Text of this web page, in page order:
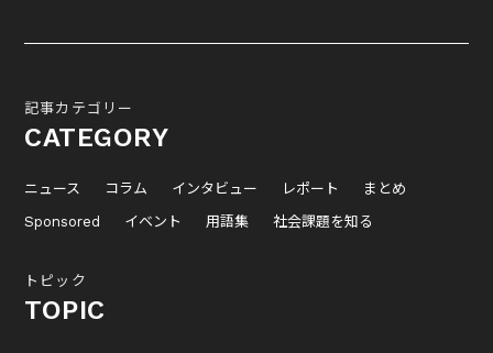
記事カテゴリー
CATEGORY
ニュース コラム インタビュー レポート
まとめ
Sponsored
イベント 用語集 社会課題を知る
トピック
TOPIC